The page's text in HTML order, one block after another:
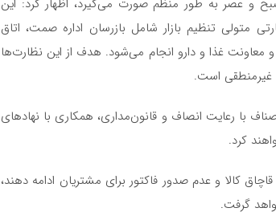
و عصر به طور منظم صورت می‌گیرد، اظهار کرد: این
تنظیم بازار شامل بازرسان اداره صمت، اتاق
غذا و دارو انجام می‌شود. هدف از این نظارت‌ها
غیرمنطقی است.
با رعایت انصاف و قانون‌مداری، همکاری با نهادهای
کرد.
کالا و عدم صدور فاکتور برای مشتریان ادامه دهند،
گرفت.